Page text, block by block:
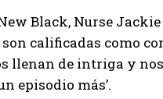
Black, Nurse
calificadas como
llenan de intriga y
episodio más’.